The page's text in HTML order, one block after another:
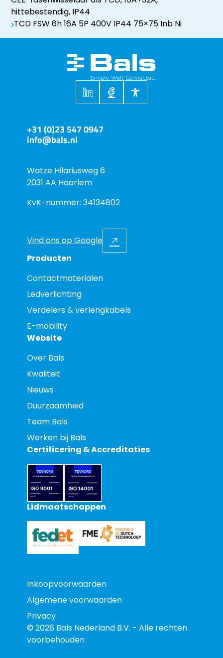
hittebestendig, IP44
TCD FSW 6h 16A 5P 400V IP44 75×75 Inb Ni
+31 (0)23 547 0947
info@bals.nl
Watze Hilariusweg 6
2031 AA Haarlem
KvK-nummer: 34134802
Vind ons op Google
Producten
Contactmaterialen
Ledverlichting
Verdelers & verlengkabels
E-mobility
Website
Over Bals
Kwaliteit
Nieuws
Duurzaamheid
Team Bals
Werken bij Bals
Certificering & Accreditaties
Lidmaatschappen
Inkoopvoorwaarden
Algemene voorwaarden
Privacy
© 2026 Bals Nederland B.V. - Alle rechten
voorbehouden